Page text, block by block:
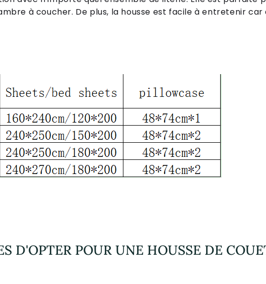
à coucher. De plus, la housse est facile à entretenir car
D'OPTER POUR UNE HOUSSE DE